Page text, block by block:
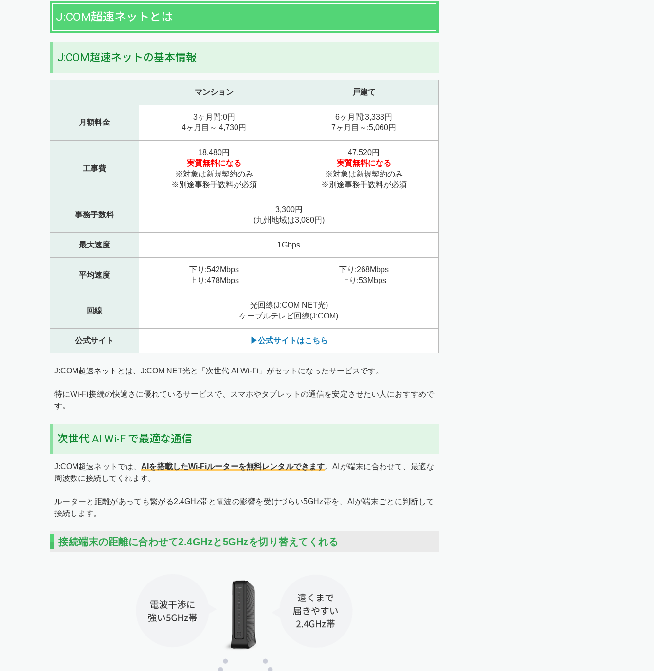
J:COM超速ネットとは
J:COM超速ネットの基本情報
マンション 戸建て
月額料金
3ヶ月間:0円
4ヶ月目～:4,730円
6ヶ月間:3,333円
7ヶ月目～:5,060円
工事費
18,480円
実質無料になる
※対象は新規契約のみ
※別途事務手数料が必須
47,520円
実質無料になる
※対象は新規契約のみ
※別途事務手数料が必須
事務手数料
3,300円
(九州地域は3,080円)
最大速度 1Gbps
平均速度
下り:542Mbps
上り:478Mbps
下り:268Mbps
上り:53Mbps
回線
光回線(J:COM NET光)
ケーブルテレビ回線(J:COM)
公式サイト ▶公式サイトはこちら
J:COM超速ネットとは、J:COM NET光と「次世代 AI Wi-Fi」がセットになったサービスです。
特にWi-Fi接続の快適さに優れているサービスで、スマホやタブレットの通信を安定させたい人におすすめで
す。
次世代 AI Wi-Fiで最適な通信
J:COM超速ネットでは、 AIを搭載したWi-Fiルーターを無料レンタルできます。AIが端末に合わせて、最適な
周波数に接続してくれます。
ルーターと距離があっても繋がる2.4GHz帯と電波の影響を受けづらい5GHz帯を、AIが端末ごとに判断して
接続します。
接続端末の距離に合わせて2.4GHzと5GHzを切り替えてくれる